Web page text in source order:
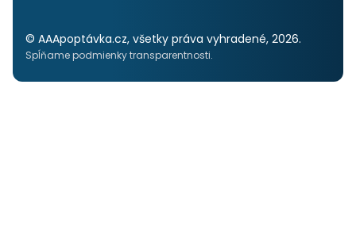
© AAApoptávka.cz, všetky práva vyhradené, 2026.
Spĺňame podmienky transparentnosti.